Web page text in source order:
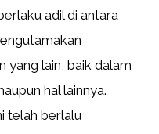
adil di antara
yang lain, baik dalam
hal lainnya.
telah berlalu